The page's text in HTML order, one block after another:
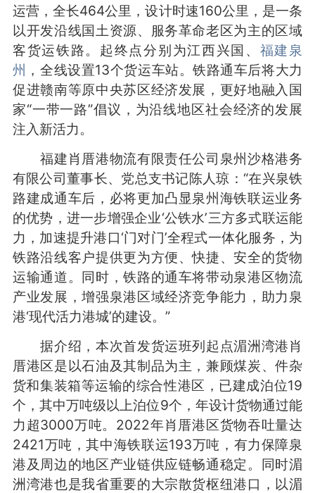
运营，全长464公里，设计时速160公里，是一条
以开发沿线国土资源、服务革命老区为主的区域
客货运铁路。起终点分别为江西兴国、 福建泉
州 ，全线设置13个货运车站。铁路通车后将大力
促进赣南等原中央苏区经济发展，更好地融入国
家“一带一路”倡议，为沿线地区社会经济的发展
注入新活力。
福建肖厝港物流有限责任公司泉州沙格港务
有限公司董事长、党总支书记陈人琼：“在兴泉铁
路建成通车后，必将更加凸显泉州海铁联运业务
的优势，进一步增强企业‘公铁水’三方多式联运能
力，加速提升港口‘门对门’全程式一体化服务，为
铁路沿线客户提供更为方便、快捷、安全的货物
运输通道。同时，铁路的通车将带动泉港区物流
产业发展，增强泉港区域经济竞争能力，助力泉
港‘现代活力港城’的建设。”
据介绍，本次首发货运班列起点湄洲湾港肖
厝港区是以石油及其制品为主，兼顾煤炭、件杂
货和集装箱等运输的综合性港区，已建成泊位19
个，其中万吨级以上泊位9个，年设计货物通过能
力超3000万吨。2022年肖厝港区货物吞吐量达
2421万吨，其中海铁联运193万吨，有力保障泉
港及周边的地区产业链供应链畅通稳定。同时湄
洲湾港也是我省重要的大宗散货枢纽港口，以湄